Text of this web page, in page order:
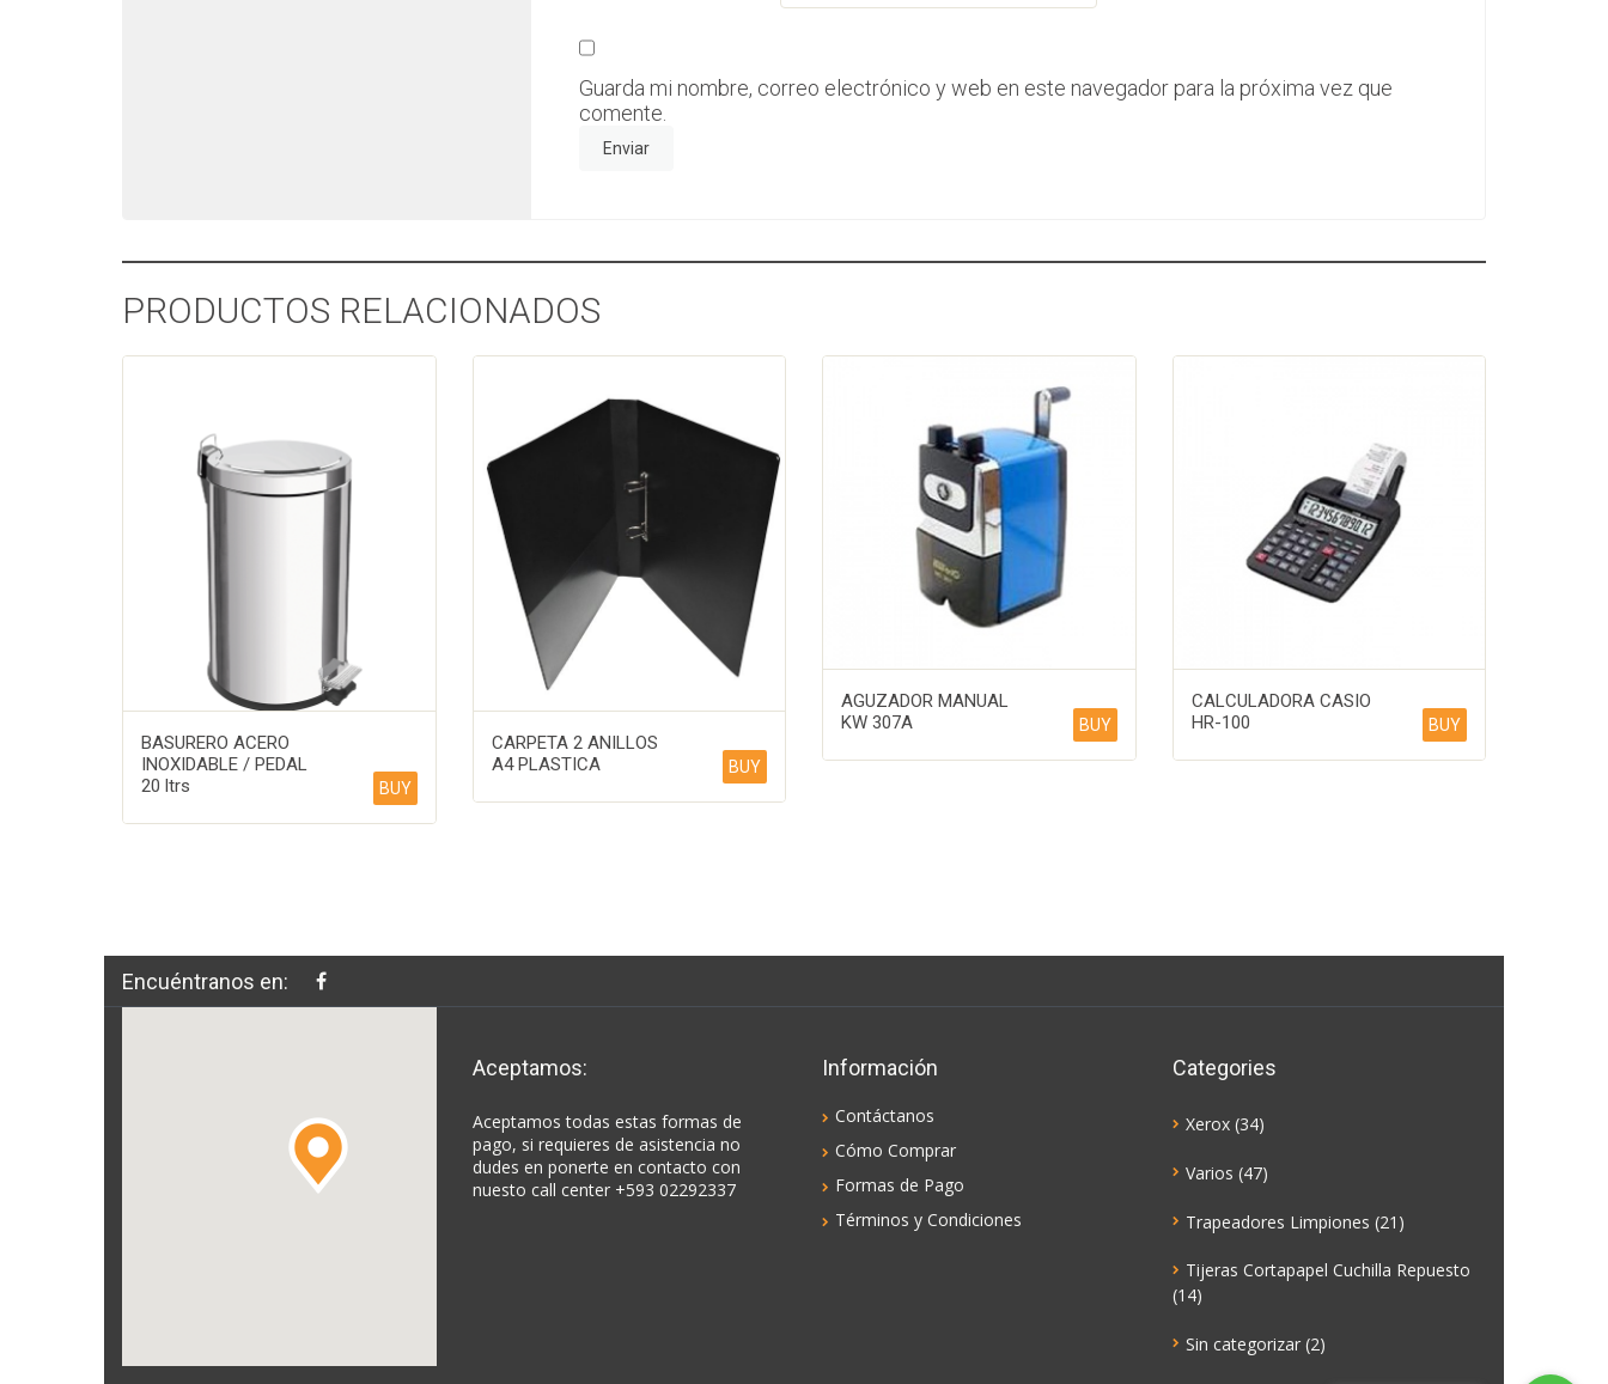
Guarda mi nombre, correo electrónico y web en este navegador para la próxima vez que
comente.
PRODUCTOS RELACIONADOS
BASURERO ACERO
INOXIDABLE / PEDAL
20 ltrs
BUY
CARPETA 2 ANILLOS
A4 PLASTICA
BUY
AGUZADOR MANUAL
KW 307A
BUY
CALCULADORA CASIO
HR-100
BUY
Encuéntranos en:
Aceptamos:
Aceptamos todas estas formas de
pago, si requieres de asistencia no
dudes en ponerte en contacto con
nuesto call center +593 02292337
Información
Contáctanos
Cómo Comprar
Formas de Pago
Términos y Condiciones
Categories
Xerox (34)
Varios (47)
Trapeadores Limpiones (21)
Tijeras Cortapapel Cuchilla Repuesto
(14)
Sin categorizar (2)